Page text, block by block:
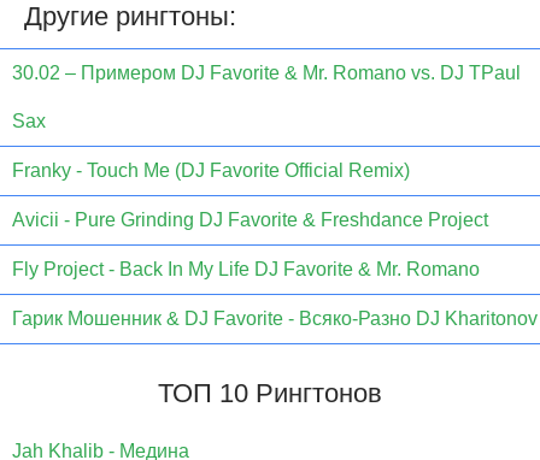
Другие рингтоны:
30.02 – Примером DJ Favorite & Mr. Romano vs. DJ TPaul
Sax
Franky - Touch Me (DJ Favorite Official Remix)
Avicii - Pure Grinding DJ Favorite & Freshdance Project
Fly Project - Back In My Life DJ Favorite & Mr. Romano
Гарик Мошенник & DJ Favorite - Всяко-Разно DJ Kharitonov
ТОП 10 Рингтонов
Jаh Khаlib - Медина